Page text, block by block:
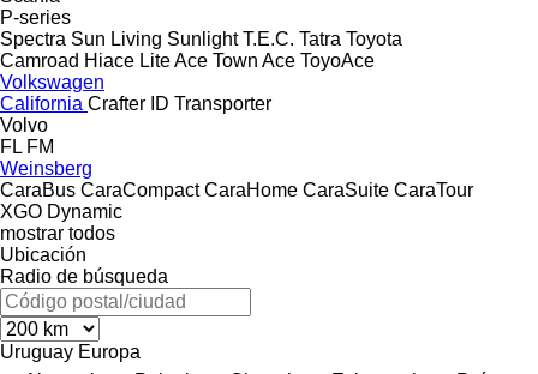
P-series
Spectra Sun Living Sunlight T.E.C. Tatra Toyota
Camroad Hiace Lite Ace Town Ace ToyoAce
Volkswagen
California Crafter ID Transporter
Volvo
FL FM
Weinsberg
CaraBus CaraCompact CaraHome CaraSuite CaraTour
XGO Dynamic
mostrar todos
Ubicación
Radio de búsqueda
Uruguay Europa